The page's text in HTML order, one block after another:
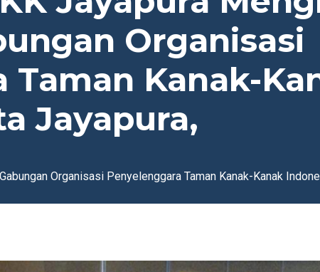
Organisasi
Taman Kanak-
Jayapura,
Organisasi Penyelenggara Taman Kanak-Kanak